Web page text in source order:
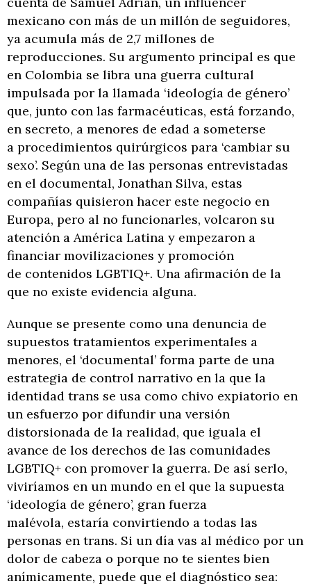
mexicano con más de un millón de seguidores,
ya acumula más de 2,7 millones de
reproducciones. Su argumento principal es que
en Colombia se libra una guerra cultural
impulsada por la llamada ‘ideología de género’
que, junto con las farmacéuticas, está forzando,
en secreto, a menores de edad a someterse
a procedimientos quirúrgicos para ‘cambiar su
sexo’. Según una de las personas entrevistadas
en el documental, Jonathan Silva, estas
compañías quisieron hacer este negocio en
Europa, pero al no funcionarles, volcaron su
atención a América Latina y empezaron a
financiar movilizaciones y promoción
de contenidos LGBTIQ+. Una afirmación de la
que no existe evidencia alguna.
Aunque se presente como una denuncia de
supuestos tratamientos experimentales a
menores, el ‘documental’ forma parte de una
estrategia de control narrativo en la que la
identidad trans se usa como chivo expiatorio en
un esfuerzo por difundir una versión
distorsionada de la realidad, que iguala el
avance de los derechos de las comunidades
LGBTIQ+ con promover la guerra. De así serlo,
viviríamos en un mundo en el que la supuesta
‘ideología de género’, gran fuerza
malévola, estaría convirtiendo a todas las
personas en trans. Si un día vas al médico por un
dolor de cabeza o porque no te sientes bien
anímicamente, puede que el diagnóstico sea: